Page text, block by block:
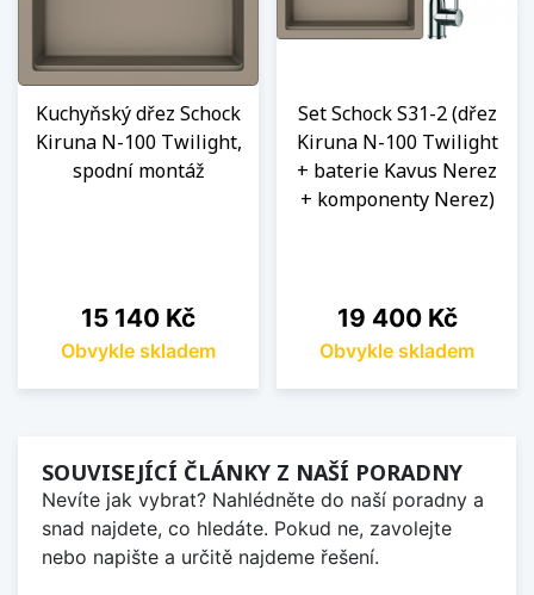
Kuchyňský dřez Schock
Kiruna N-100 Twilight,
spodní montáž
Cena
15 140 Kč
Obvykle skladem
Set Schock S31-2 (dřez
Kiruna N-100 Twilight
+ baterie Kavus Nerez
+ komponenty Nerez)
Cena
19 400 Kč
Obvykle skladem
SOUVISEJÍCÍ ČLÁNKY Z NAŠÍ PORADNY
Nevíte jak vybrat? Nahlédněte do naší poradny a
snad najdete, co hledáte. Pokud ne, zavolejte
nebo napište a určitě najdeme řešení.